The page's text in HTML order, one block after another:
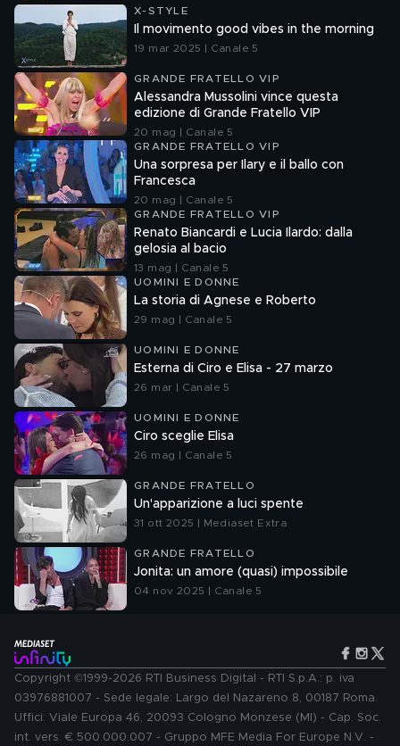
X-STYLE
Il movimento good vibes in the morning
19 mar 2025 | Canale 5
GRANDE FRATELLO VIP
Alessandra Mussolini vince questa
edizione di Grande Fratello VIP
20 mag | Canale 5
GRANDE FRATELLO VIP
Una sorpresa per Ilary e il ballo con
Francesca
20 mag | Canale 5
GRANDE FRATELLO VIP
Renato Biancardi e Lucia Ilardo: dalla
gelosia al bacio
13 mag | Canale 5
UOMINI E DONNE
La storia di Agnese e Roberto
29 mag | Canale 5
UOMINI E DONNE
Esterna di Ciro e Elisa - 27 marzo
26 mar | Canale 5
UOMINI E DONNE
Ciro sceglie Elisa
26 mag | Canale 5
GRANDE FRATELLO
Un'apparizione a luci spente
31 ott 2025 | Mediaset Extra
GRANDE FRATELLO
Jonita: un amore (quasi) impossibile
04 nov 2025 | Canale 5
Copyright ©1999-2026 RTI Business Digital - RTI S.p.A.: p. iva
03976881007 - Sede legale: Largo del Nazareno 8, 00187 Roma.
Uffici: Viale Europa 46, 20093 Cologno Monzese (MI) - Cap. Soc.
int. vers. € 500.000.007 - Gruppo MFE Media For Europe N.V. -